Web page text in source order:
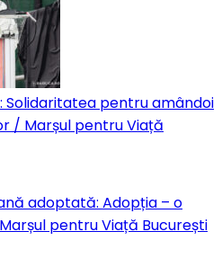
Solidaritatea pentru amândoi
/ Marșul pentru Viață
adoptată: Adopția – o
pentru Viață București